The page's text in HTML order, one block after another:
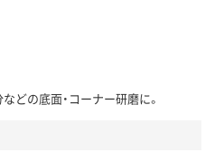
どの底面・コーナー研磨に。